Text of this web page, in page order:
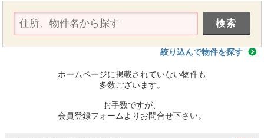
絞り込んで物件を探す
ホームページに掲載されていない物件も
多数ございます。
お手数ですが、
会員登録フォームよりお問合せ下さい。